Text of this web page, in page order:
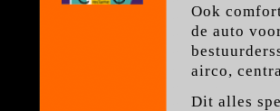
Ook
de auto
airco,
Dit alles